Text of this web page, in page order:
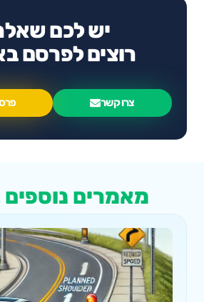
יש לכם
רוצים לפרסם
צרו קשר
מאמרים נוספים